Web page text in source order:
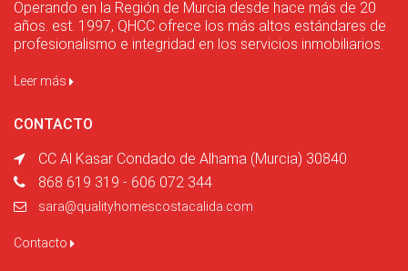
Operando en la Región de Murcia desde hace más de 20
años. est. 1997, QHCC ofrece los más altos estándares de
profesionalismo e integridad en los servicios inmobiliarios.
Leer más
CONTACTO
CC Al Kasar Condado de Alhama (Murcia) 30840
868 619 319 - 606 072 344
sara@qualityhomescostacalida.com
Contacto